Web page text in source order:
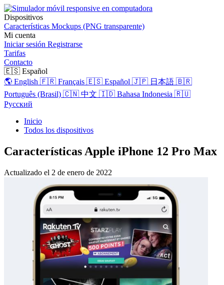
Dispositivos
Características Mockups (PNG transparente)
Mi cuenta
Iniciar sesión Registrarse
Tarifas
Contacto
🇪🇸 Español
🌎 English 🇫🇷 Français 🇪🇸 Español 🇯🇵 日本語 🇧🇷
Português (Brasil) 🇨🇳 中文 🇮🇩 Bahasa Indonesia 🇷🇺
Русский
Inicio
Todos los dispositivos
Características Apple iPhone 12 Pro Max
Actualizado el 2 de enero de 2022